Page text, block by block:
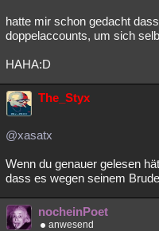
Natur Umfragen
weitere Rubriken
Philosophie
Astronomie
Musik
Besucht Teilgenommen
Lesenswert Schlüsselwörter
hatte mir schon gedacht
doppelaccounts, um sich
HAHA:D
The_Styx
@xasatx
Wenn du genauer gelesen
dass es wegen seinem
nocheinPoet
anwesend